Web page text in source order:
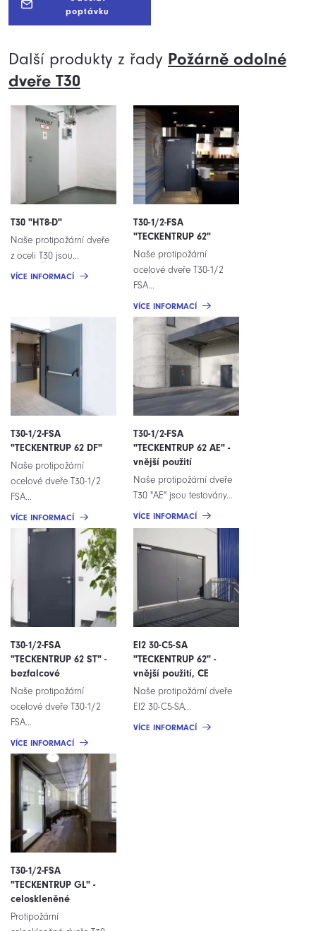
poptávku
Další produkty z řady Požárně odolné
dveře T30
T30 "HT8-D"
Naše protipožární dveře
z oceli T30 jsou...
VÍCE INFORMACÍ
T30-1/2-FSA
"TECKENTRUP 62"
Naše protipožární
ocelové dveře T30-1/2
FSA...
VÍCE INFORMACÍ
T30-1/2-FSA
"TECKENTRUP 62 DF"
Naše protipožární
ocelové dveře T30-1/2
FSA...
VÍCE INFORMACÍ
T30-1/2-FSA
"TECKENTRUP 62 AE" -
vnější použití
Naše protipožární dveře
T30 "AE" jsou testovány...
VÍCE INFORMACÍ
T30-1/2-FSA
"TECKENTRUP 62 ST" -
bezfalcové
Naše protipožární
ocelové dveře T30-1/2
FSA...
VÍCE INFORMACÍ
EI2 30-C5-SA
"TECKENTRUP 62" -
vnější použití, CE
Naše protipožární dveře
EI2 30-C5-SA...
VÍCE INFORMACÍ
T30-1/2-FSA
"TECKENTRUP GL" -
celoskleněné
Protipožární